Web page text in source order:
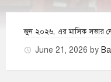
জুন ২০২৬, এর মাসিক সভার
June 21, 2026 by